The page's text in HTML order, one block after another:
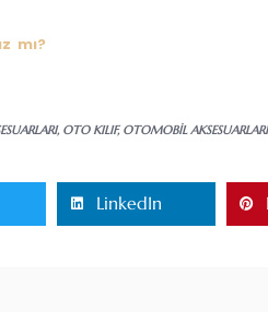
mı?
, OTO KILIF, OTOMOBIL AKSESUARLARI
LinkedIn